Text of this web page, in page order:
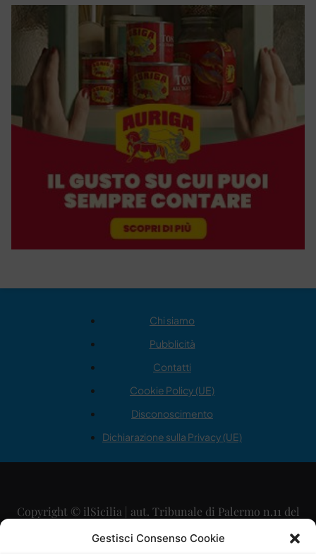
Gestisci Consenso Cookie
Chi siamo
Pubblicità
Contatti
Cookie Policy (UE)
Disconoscimento
Dichiarazione sulla Privacy (UE)
Copyright © ilSicilia | aut. Tribunale di Palermo n.11 del
29/09/2015